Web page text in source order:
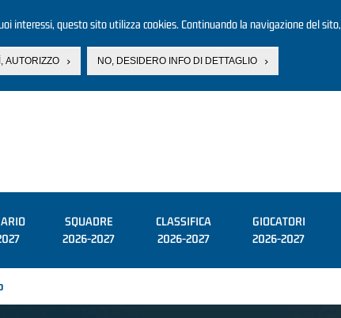
interessi, questo sito utilizza cookies. Continuando la navigazione del sito,
AUTORIZZO NO, DESIDERO INFO DI DETTAGLIO
SQUADRE
2026-2027
CLASSIFICA
2026-2027
GIOCATORI
2026-2027